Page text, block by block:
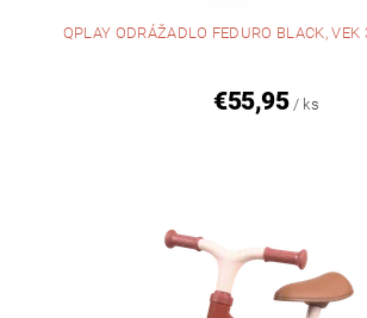
QPLAY ODRÁŽADLO FEDURO BLACK, VEK
€55,95 / ks